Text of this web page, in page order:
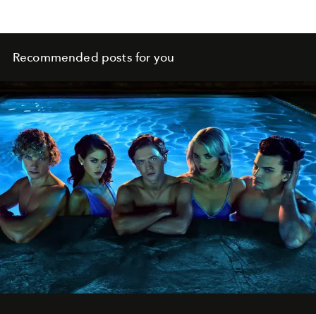
Recommended posts for you